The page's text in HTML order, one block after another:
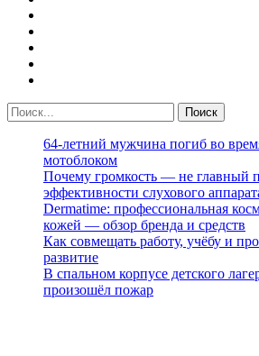
64-летний мужчина погиб во
мотоблоком
Почему громкость — не главный
эффективности слухового
Dermatime: профессиональная
кожей — обзор бренда и средств
Как совмещать работу, учёбу и
развитие
В спальном корпусе детского
произошёл пожар